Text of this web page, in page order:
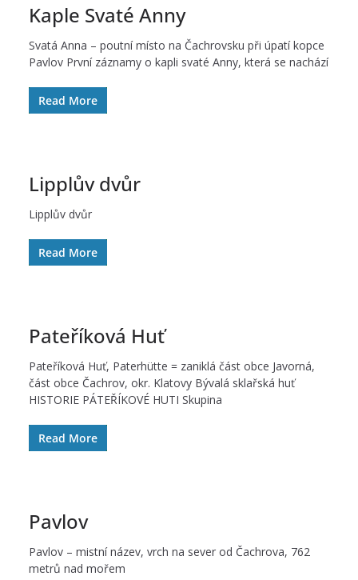
Kaple Svaté Anny
Svatá Anna – poutní místo na Čachrovsku při úpatí kopce
Pavlov První záznamy o kapli svaté Anny, která se nachází
Read More
Lipplův dvůr
Lipplův dvůr
Read More
Pateříková Huť
Pateříková Huť, Paterhütte = zaniklá část obce Javorná,
část obce Čachrov, okr. Klatovy Bývalá sklařská huť
HISTORIE PÁTEŘÍKOVÉ HUTI Skupina
Read More
Pavlov
Pavlov – mistní název, vrch na sever od Čachrova, 762
metrů nad mořem